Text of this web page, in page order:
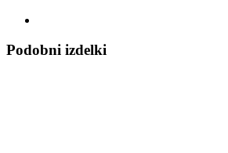
Podobni izdelki